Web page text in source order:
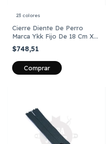
23 colores
Cierre Diente De Perro
Marca Ykk Fijo De 18 Cm X
Unidad
$748,51
Comprar